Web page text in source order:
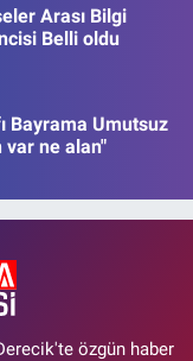
Arası Bilgi
Belli oldu
Bayrama Umutsuz
var ne alan"
özgün haber